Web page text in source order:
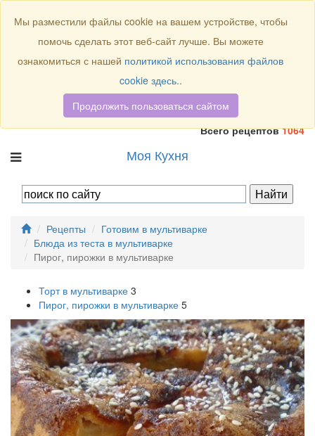
Всего рецептов1064
Моя Кухня
Рецепты
Готовим в мультиварке
Блюда из теста в мультиварке
Пирог, пирожки в мультиварке
Торт в мультиварке 3
Пирог, пирожки в мультиварке 5
Мы разместили файлы cookie на вашем устройстве, чтобы
помочь сделать этот веб-сайт лучше. Вы можете
ознакомиться с нашей политикой использования файлов
cookie здесь..
Продолжить пользоваться сайтом